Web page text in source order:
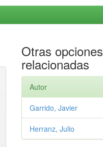
Otras opciones
relacionadas
Autor
Garrido, Javier
Herranz, Julio